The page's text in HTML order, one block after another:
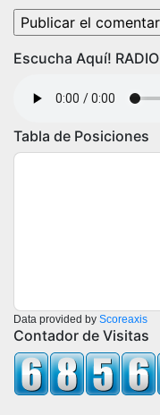
Escucha Aquí!
Tabla de Posiciones
Data provided by Scoreaxis
Contador de Visitas